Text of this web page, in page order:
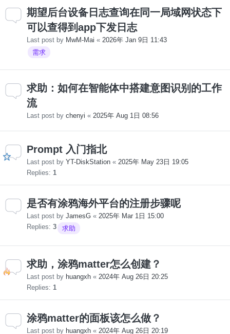
期望后台设备日志查询在同一局域网状态下
可以查得到app下发日志
Last post by MwM-Mai « 2026年 Jan 9日 11:43
需求
求助：如何在智能体中搭建意图识别的工作
流
Last post by chenyi « 2025年 Aug 1日 08:56
Prompt 入门指北
Last post by YT-DiskStation « 2025年 May 23日 19:05
Replies: 1
是否有涂鸦海外平台的注册步骤呢
Last post by JamesG « 2025年 Mar 1日 15:00
Replies: 3 求助
求助，涂鸦matter怎么创建？
Last post by huangxh « 2024年 Aug 26日 20:25
Replies: 1
涂鸦matter的面板该怎么做？
Last post by huangxh « 2024年 Aug 26日 20:19